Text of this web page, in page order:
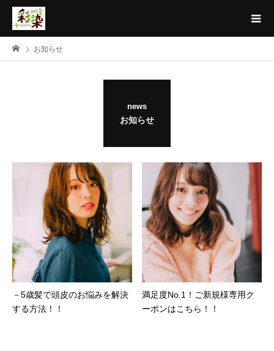
お知らせ
news
お知らせ
－5歳髪で頭皮のお悩みを解決
する方法！！
満足度No.1！ご新規様専用ク
ーポンはこちら！！